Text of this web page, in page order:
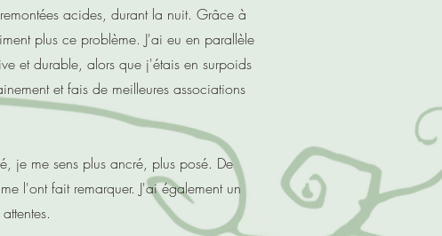
acides, durant la nuit. Grâce à
plus ce problème. J'ai eu en parallèle
et durable, alors que j'étais en surpoids
et fais de meilleures associations
je me sens plus ancré, plus posé. De
l'ont fait remarquer. J'ai également un